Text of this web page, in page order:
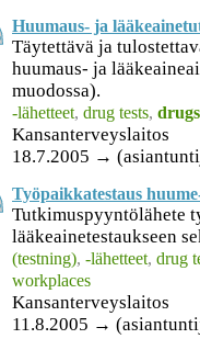
Huumaus- ja
Täytettävä ja
huumaus- ja
muodossa).
-lähetteet, drug tests, drugs
Kansanterveyslaitos
18.7.2005 →
Työpaikkatestaus
Tutkimuspyyntölähete
lääkeainetestaukseen
(testning), -lähetteet, drug
workplaces
Kansanterveyslaitos
11.8.2005 →